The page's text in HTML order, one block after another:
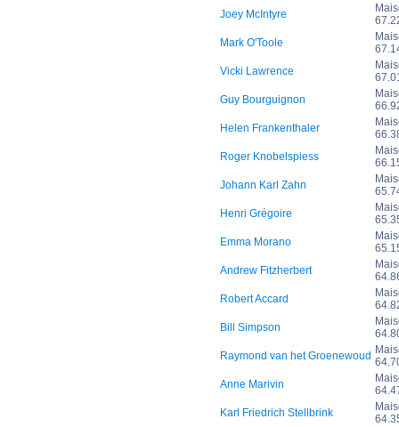
Joey McIntyre
Mark O'Toole
Vicki Lawrence
Guy Bourguignon
Helen Frankenthaler
Roger Knobelspiess
Johann Karl Zahn
Henri Grégoire
Emma Morano
Andrew Fitzherbert
Robert Accard
Bill Simpson
Raymond van het Groenewoud
Anne Marivin
Karl Friedrich Stellbrink